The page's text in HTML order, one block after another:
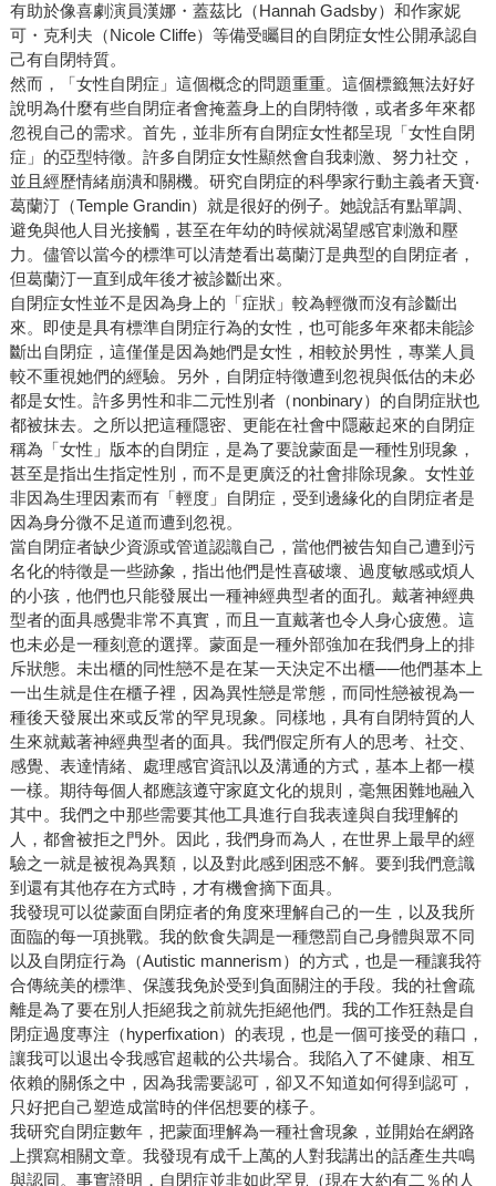
有助於像喜劇演員漢娜・蓋茲比（Hannah Gadsby）和作家妮
可・克利夫（Nicole Cliffe）等備受矚目的自閉症女性公開承認自
己有自閉特質。
然而，「女性自閉症」這個概念的問題重重。這個標籤無法好好
說明為什麼有些自閉症者會掩蓋身上的自閉特徵，或者多年來都
忽視自己的需求。首先，並非所有自閉症女性都呈現「女性自閉
症」的亞型特徵。許多自閉症女性顯然會自我刺激、努力社交，
並且經歷情緒崩潰和關機。研究自閉症的科學家行動主義者天寶‧
葛蘭汀（Temple Grandin）就是很好的例子。她說話有點單調、
避免與他人目光接觸，甚至在年幼的時候就渴望感官刺激和壓
力。儘管以當今的標準可以清楚看出葛蘭汀是典型的自閉症者，
但葛蘭汀一直到成年後才被診斷出來。
自閉症女性並不是因為身上的「症狀」較為輕微而沒有診斷出
來。即使是具有標準自閉症行為的女性，也可能多年來都未能診
斷出自閉症，這僅僅是因為她們是女性，相較於男性，專業人員
較不重視她們的經驗。另外，自閉症特徵遭到忽視與低估的未必
都是女性。許多男性和非二元性別者（nonbinary）的自閉症狀也
都被抹去。之所以把這種隱密、更能在社會中隱蔽起來的自閉症
稱為「女性」版本的自閉症，是為了要說蒙面是一種性別現象，
甚至是指出生指定性別，而不是更廣泛的社會排除現象。女性並
非因為生理因素而有「輕度」自閉症，受到邊緣化的自閉症者是
因為身分微不足道而遭到忽視。
當自閉症者缺少資源或管道認識自己，當他們被告知自己遭到污
名化的特徵是一些跡象，指出他們是性喜破壞、過度敏感或煩人
的小孩，他們也只能發展出一種神經典型者的面孔。戴著神經典
型者的面具感覺非常不真實，而且一直戴著也令人身心疲憊。這
也未必是一種刻意的選擇。蒙面是一種外部強加在我們身上的排
斥狀態。未出櫃的同性戀不是在某一天決定不出櫃──他們基本上
一出生就是住在櫃子裡，因為異性戀是常態，而同性戀被視為一
種後天發展出來或反常的罕見現象。同樣地，具有自閉特質的人
生來就戴著神經典型者的面具。我們假定所有人的思考、社交、
感覺、表達情緒、處理感官資訊以及溝通的方式，基本上都一模
一樣。期待每個人都應該遵守家庭文化的規則，毫無困難地融入
其中。我們之中那些需要其他工具進行自我表達與自我理解的
人，都會被拒之門外。因此，我們身而為人，在世界上最早的經
驗之一就是被視為異類，以及對此感到困惑不解。要到我們意識
到還有其他存在方式時，才有機會摘下面具。
我發現可以從蒙面自閉症者的角度來理解自己的一生，以及我所
面臨的每一項挑戰。我的飲食失調是一種懲罰自己身體與眾不同
以及自閉症行為（Autistic mannerism）的方式，也是一種讓我符
合傳統美的標準、保護我免於受到負面關注的手段。我的社會疏
離是為了要在別人拒絕我之前就先拒絕他們。我的工作狂熱是自
閉症過度專注（hyperfixation）的表現，也是一個可接受的藉口，
讓我可以退出令我感官超載的公共場合。我陷入了不健康、相互
依賴的關係之中，因為我需要認可，卻又不知道如何得到認可，
只好把自己塑造成當時的伴侶想要的樣子。
我研究自閉症數年，把蒙面理解為一種社會現象，並開始在網路
上撰寫相關文章。我發現有成千上萬的人對我講出的話產生共鳴
與認同。事實證明，自閉症並非如此罕見（現在大約有二％的人